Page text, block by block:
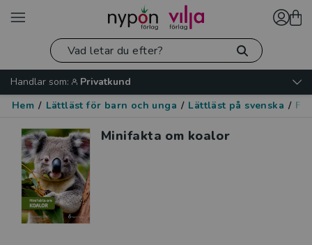
Handlar som:
Privatkund
Hem / Lättläst för barn och unga / Lättläst på svenska /
Minifakta om koalor